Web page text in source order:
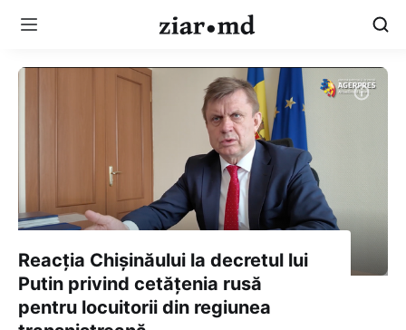
Reacția Chișinăului la decretul lui
Putin privind cetățenia rusă
pentru locuitorii din regiunea